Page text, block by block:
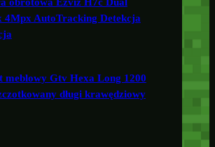
obrotowa Ezviz H7c Dual
4Mpx AutoTracking Detekcja
meblowy Gtv Hexa Long 1200
długi krawędziowy